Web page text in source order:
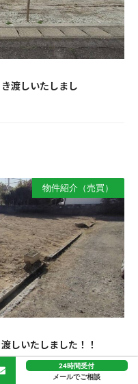
渡しいたしまし
物件紹介（売買）
しいたしました！！
24時間受付
メールでご相談